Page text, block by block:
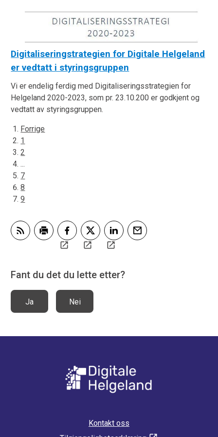
Digitaliseringstrategien for Digitale Helgeland
er vedtatt i styringsgruppen
Vi er endelig ferdig med Digitaliseringsstrategien for
Helgeland 2020-2023, som pr. 23.10.200 er godkjent og
vedtatt av styringsgruppen.
Forrige
1
2
...
7
8
9
Abonner på RSSDel på Facebook
Del på TwitterDel på LinkedIn
Fant du det du lette etter?
Ja Nei
Kontakt oss